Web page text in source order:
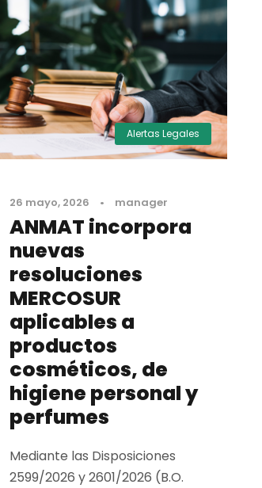
Alertas Legales
26 mayo, 2026 • manager
ANMAT incorpora
nuevas
resoluciones
MERCOSUR
aplicables a
productos
cosméticos, de
higiene personal y
perfumes
Mediante las Disposiciones
2599/2026 y 2601/2026 (B.O.